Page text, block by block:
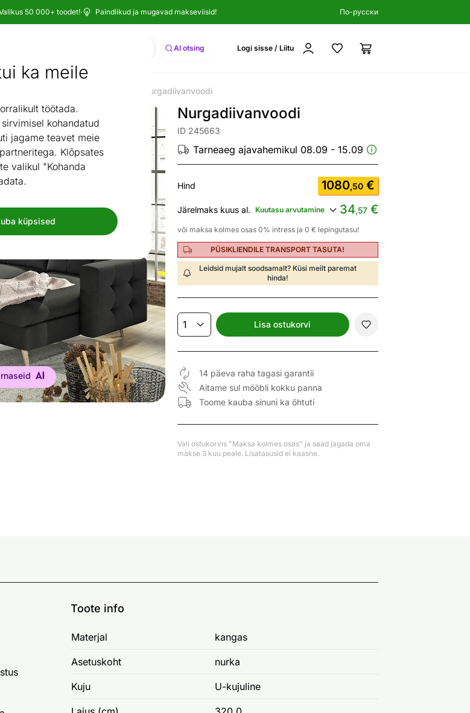
ka meile
töötada.
kohandatud
jagame teavet meie
Klõpsates
valikul "Kohanda
küpsised
50 000+ toodet!· Paindlikud ja mugavad makseviisid! По-русски
Otsi AI otsing Logi sisse / Liitu
Nurgadiivanvoodi
Nurgadiivanvoodi
ID 245663
Tarneaeg ajavahemikul 08.09 - 15.09
Hind 1080,50€
Järelmaks kuus al. Kuutasu arvutamine 34,57€
või maksa kolmes osas 0% intress ja 0 € lepingutasu!
PÜSIKLIENDILE TRANSPORT TASUTA!
Leidsid mujalt soodsamalt? Küsi meilt paremat
hinda!
Lisa ostukorvi
14 päeva raha tagasi garantii
Aitame sul mööbli kokku panna
Toome kauba sinuni ka õhtuti
Vali ostukorvis "Maksa kolmes osas" ja saad jagada oma
makse 3 kuu peale. Lisatasusid ei kaasne.
Toote info
Materjal kangas
Asetuskoht nurka
Kuju U-kujuline